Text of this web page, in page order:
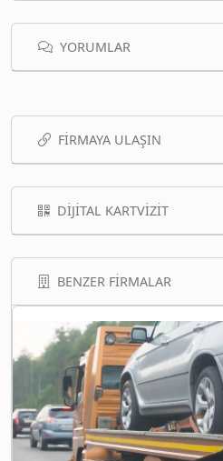
YORUMLAR
FIRMAYA ULAŞIN
DIJITAL KARTVIZIT
BENZER FIRMALAR